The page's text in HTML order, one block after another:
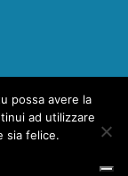
by
possa avere la
ad utilizzare
sia felice.